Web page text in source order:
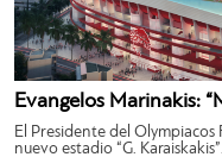
Evangelos Marinakis:
El Presidente del Olympiacos
nuevo estadio “G. Karaiskakis”.